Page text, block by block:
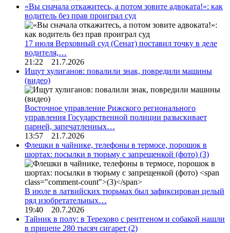
«Вы сначала откажитесь, а потом зовите адвоката!»: как
водитель без прав проиграл суд
17 июля Верховный суд (Сенат) поставил точку в деле
водителя,…
21:22 21.7.2026
Ищут хулиганов: повалили знак, повредили машины
(видео)
Восточное управление Рижского регионального
управления Государственной полиции разыскивает
парней, запечатленных…
13:57 21.7.2026
Флешки в чайнике, телефоны в термосе, порошок в
шортах: посылки в тюрьму с запрещенкой (фото) (3)
В июле в латвийских тюрьмах был зафиксирован целый
ряд изобретательных…
19:40 20.7.2026
Тайник в полу: в Терехово с рентгеном и собакой нашли
в прицепе 280 тысяч сигарет (2)